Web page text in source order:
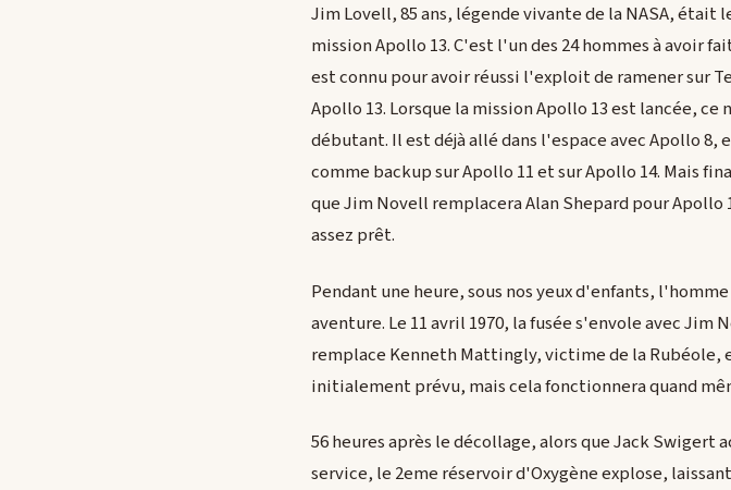
Jim Lovell, 85 ans, légende vivante de la NASA, était
mission Apollo 13. C'est l'un des 24 hommes à avoir
est connu pour avoir réussi l'exploit de ramener sur
Apollo 13. Lorsque la mission Apollo 13 est lancée, ce
débutant. Il est déjà allé dans l'espace avec Apollo
comme backup sur Apollo 11 et sur Apollo 14. Mais
que Jim Novell remplacera Alan Shepard pour Apollo
assez prêt.
Pendant une heure, sous nos yeux d'enfants,
aventure. Le 11 avril 1970, la fusée s'envole avec
remplace Kenneth Mattingly, victime de la Rubéole,
initialement prévu, mais cela fonctionnera quand
56 heures après le décollage, alors que Jack Swigert
service, le 2eme réservoir d'Oxygène explose,